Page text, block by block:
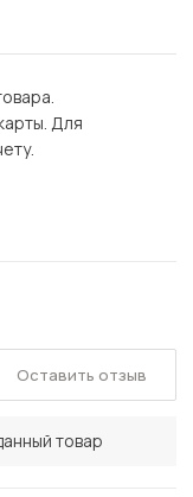
Для
товар
Оставить отзыв